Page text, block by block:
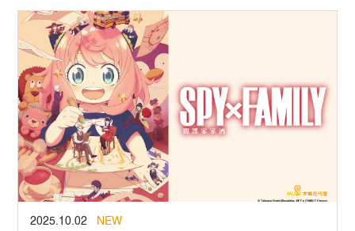
2025.10.02 NEW